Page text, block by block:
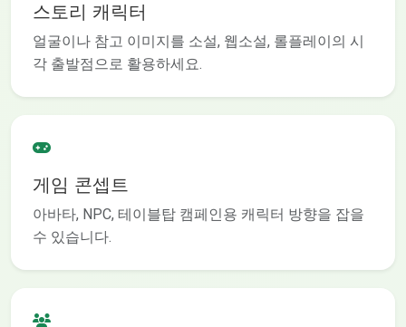
스토리 캐릭터
얼굴이나 참고 이미지를 소설, 웹소설, 롤플레이의 시
각 출발점으로 활용하세요.
게임 콘셉트
아바타, NPC, 테이블탑 캠페인용 캐릭터 방향을 잡을
수 있습니다.